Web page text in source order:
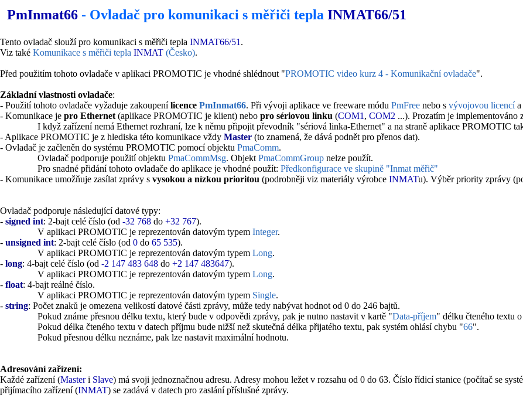
PmInmat66 - Ovladač pro komunikaci s měřiči tepla INMAT66/51
Tento ovladač slouží pro komunikaci s měřiči tepla INMAT66/51 .
Viz také Komunikace s měřiči tepla INMAT (Česko).
Před použitím tohoto ovladače v aplikaci PROMOTIC je vhodné shlédnout "PROMOTIC video kurz 4 - Komunikační ovladače".
Základní vlastnosti ovladače:
- Použití tohoto ovladače vyžaduje zakoupenílicence PmInmat66. Při vývoji aplikace ve freeware módu PmFree nebo s vývojovou licencía
- Komunikace je pro Ethernet (aplikace PROMOTIC je klient) nebo pro sériovou linku (COM1 , COM2 ...). Prozatím je implementováno
I když zařízení nemá Ethernet rozhraní, lze k němu připojit převodník "sériová linka-Ethernet" a na straně aplikace PROMOTIC
- Aplikace PROMOTIC je z hlediska této komunikace vždy Master (to znamená, že dává podnět pro přenos dat).
- Ovladač je začleněn do systému PROMOTIC pomocí objektu PmaComm.
Ovladač podporuje použití objektu PmaCommMsg. Objekt PmaCommGroup nelze použít.
Pro snadné přidání tohoto ovladače do aplikace je vhodné použít: Předkonfigurace ve skupině "Inmat měřič"
- Komunikace umožňuje zasílat zprávy s vysokou a nízkou prioritou (podrobněji viz materiály výrobce INMATu). Výběr priority zprávy
Ovladač podporuje následující datové typy:
- signed int: 2-bajt celé číslo (od -32 768 do +32 767).
V aplikaci PROMOTIC je reprezentován datovým typem Integer.
- unsigned int: 2-bajt celé číslo (od 0 do 65 535).
V aplikaci PROMOTIC je reprezentován datovým typem Long.
- long: 4-bajt celé číslo (od -2 147 483 648 do +2 147 483647).
V aplikaci PROMOTIC je reprezentován datovým typem Long.
- float: 4-bajt reálné číslo.
V aplikaci PROMOTIC je reprezentován datovým typem Single.
- string: Počet znaků je omezena velikostí datové části zprávy, může tedy nabývat hodnot od 0 do 246 bajtů.
Pokud známe přesnou délku textu, který bude v odpovědi zprávy, pak je nutno nastavit v kartě "Data-příjem" délku čteného textu
Pokud délka čteného textu v datech příjmu bude nižší než skutečná délka přijatého textu, pak systém ohlásí chybu "66".
Pokud přesnou délku neznáme, pak lze nastavit maximální hodnotu.
Adresování zařízení:
Každé zařízení (Masteri Slave) má svoji jednoznačnou adresu. Adresy mohou ležet v rozsahu od 0 do 63. Číslo řídicí stanice (počítač se
přijímacího zařízení (INMAT) se zadává v datech pro zaslání příslušné zprávy.